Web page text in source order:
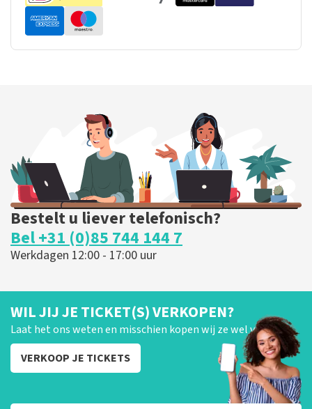
Bestelt u liever telefonisch?
Bel +31 (0)85 744 144 7
Werkdagen 12:00 - 17:00 uur
WIL JIJ JE TICKET(S) VERKOPEN?
Laat het ons weten en misschien kopen wij ze wel van je!
VERKOOP JE TICKETS